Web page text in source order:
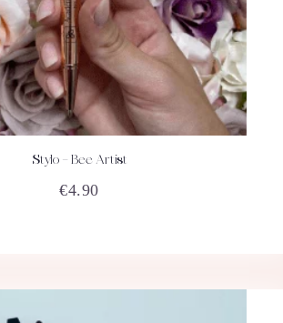
Stylo – Bee Artist
€4.90